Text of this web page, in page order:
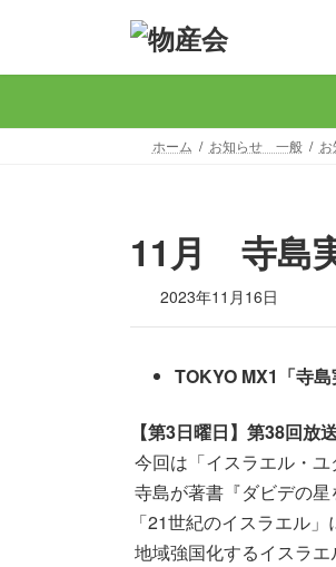
ホーム お知らせ 一般
11月 寺島
2023年11月16日
TOKYO MX1「寺島
【第3日曜日】第38回放
今回は「イスラエル・ユ
寺島が著書『ダビデの
「21世紀のイスラエル
地域強国化するイスラエ